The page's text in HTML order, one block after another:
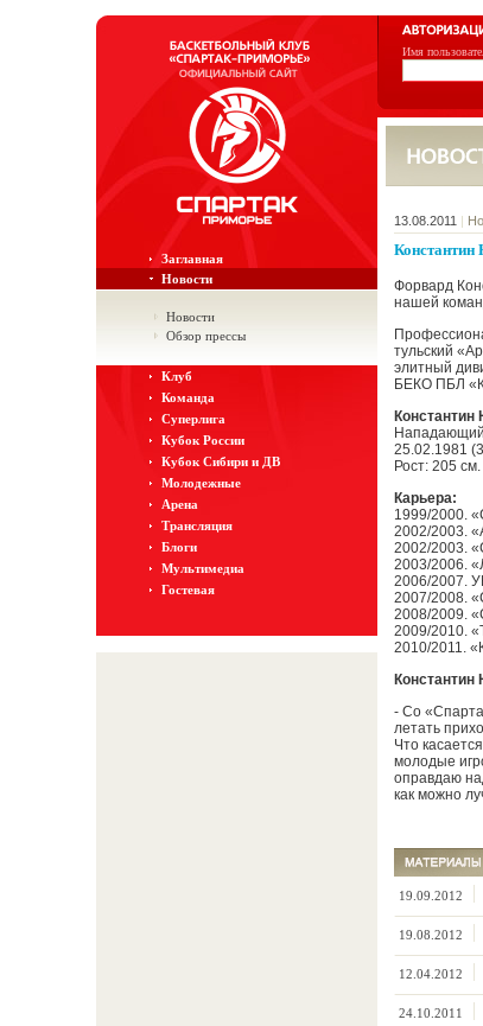
Имя
Заглавная
Новости
Новости
Обзор прессы
Клуб
Команда
Суперлига
Кубок России
Кубок Сибири и ДВ
Молодежные
Арена
Трансляция
Блоги
Мультимедиа
Гостевая
13.08.2011 |
Константин
Форвард
нашей
тульский
элитный
БЕКО ПБЛ
Константин
25.02.1981
Рост: 205
Карьера:
1999/2000.
2002/2003.
2002/2003.
2003/2006.
2006/2007.
2007/2008.
2008/2009.
2009/2010.
2010/2011.
- Со
летать
Что
молодые
оправдаю
как можно
19.09.2012
19.08.2012
12.04.2012
24.10.2011